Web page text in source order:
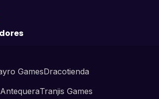
GamesDracotienda
Tranjis Games